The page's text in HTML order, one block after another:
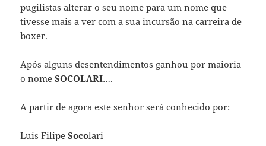
pugilistas alterar o seu nome para um nome que
tivesse mais a ver com a sua incursão na carreira de
boxer.
Após alguns desentendimentos ganhou por maioria
o nomeSOCOLARI….
A partir de agora este senhor será conhecido por:
Luis FilipeSocolari